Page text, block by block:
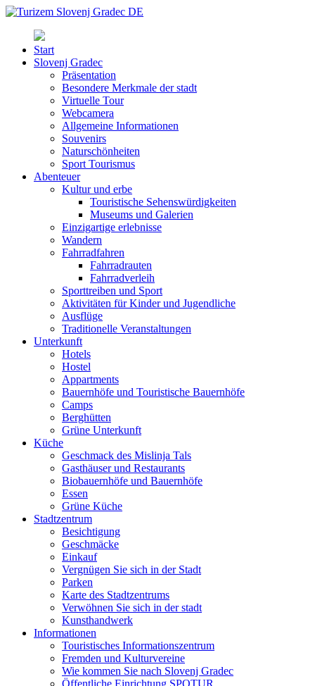
Start
Slovenj Gradec
Präsentation
Besondere Merkmale der stadt
Virtuelle Tour
Webcamera
Allgemeine Informationen
Souvenirs
Naturschönheiten
Sport Tourismus
Abenteuer
Kultur und erbe
Touristische Sehenswürdigkeiten
Museums und Galerien
Einzigartige erlebnisse
Wandern
Fahrradfahren
Fahrradrauten
Fahrradverleih
Sporttreiben und Sport
Aktivitäten für Kinder und Jugendliche
Ausflüge
Traditionelle Veranstaltungen
Unterkunft
Hotels
Hostel
Appartments
Bauernhöfe und Touristische Bauernhöfe
Camps
Berghütten
Grüne Unterkunft
Küche
Geschmack des Mislinja Tals
Gasthäuser und Restaurants
Biobauernhöfe und Bauernhöfe
Essen
Grüne Küche
Stadtzentrum
Besichtigung
Geschmäcke
Einkauf
Vergnügen Sie sich in der Stadt
Parken
Karte des Stadtzentrums
Verwöhnen Sie sich in der stadt
Kunsthandwerk
Informationen
Touristisches Informationszentrum
Fremden und Kulturvereine
Wie kommen Sie nach Slovenj Gradec
Öffentliche Einrichtung SPOTUR